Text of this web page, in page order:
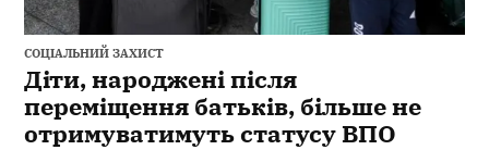
СОЦІАЛЬНИЙ ЗАХИСТ
Діти, народжені після
переміщення батьків, більше не
отримуватимуть статусу ВПО